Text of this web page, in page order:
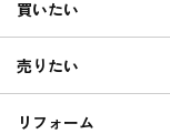
買いたい
売りたい
リフォーム